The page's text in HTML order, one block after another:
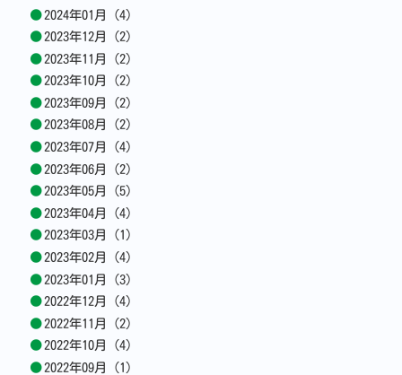
2024年01月 (4)
2023年12月 (2)
2023年11月 (2)
2023年10月 (2)
2023年09月 (2)
2023年08月 (2)
2023年07月 (4)
2023年06月 (2)
2023年05月 (5)
2023年04月 (4)
2023年03月 (1)
2023年02月 (4)
2023年01月 (3)
2022年12月 (4)
2022年11月 (2)
2022年10月 (4)
2022年09月 (1)